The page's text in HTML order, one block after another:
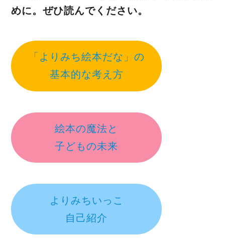
めに。ぜひ読んでください。
「よりみち絵本だな」の
基本的な考え方
絵本の魔法と
子どもの未来
よりみちいっこ
自己紹介